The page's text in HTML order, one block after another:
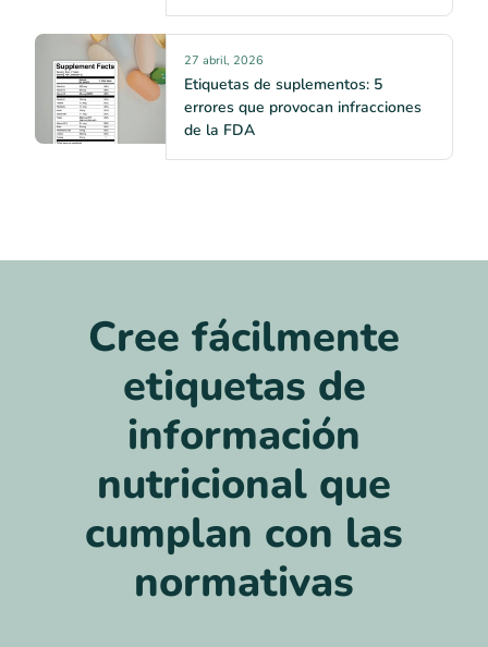
27 abril, 2026
Etiquetas de suplementos: 5
errores que provocan infracciones
de la FDA
Cree fácilmente
etiquetas de
información
nutricional que
cumplan con las
normativas